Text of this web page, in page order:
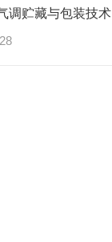
调贮藏与包装技术